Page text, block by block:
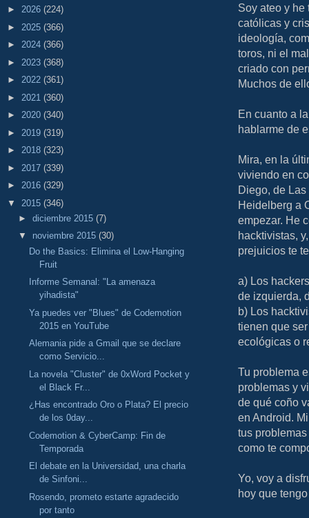
► 2026 (224)
► 2025 (366)
► 2024 (366)
► 2023 (368)
► 2022 (361)
► 2021 (360)
► 2020 (340)
► 2019 (319)
► 2018 (323)
► 2017 (339)
► 2016 (329)
▼ 2015 (346)
► diciembre 2015 (7)
▼ noviembre 2015 (30)
Do the Basics: Elimina el Low-Hanging
Fruit
Informe Semanal: "La amenaza
yihadista"
Ya puedes ver "Blues" de Codemotion
2015 en YouTube
Alemania pide a Gmail que se declare
como Servicio...
La novela "Cluster" de 0xWord Pocket y
el Black Fr...
¿Has encontrado Oro o Plata? El precio
de los 0day...
Codemotion & CyberCamp: Fin de
Temporada
El debate en la Universidad, una charla
de Sinfoni...
Rosendo, prometo estarte agradecido
por tanto
Soy ateo y
católicas y
ideología,
toros, ni el
criado con
Muchos de
En cuanto a
hablarme de
Mira, en la
viviendo en
Diego, de
Heidelberg a
empezar. He
hacktivistas,
prejuicios te
a) Los
de izquierda,
b) Los
tienen que
ecológicas o
Tu problema
problemas y
de qué coño
en Android.
tus
como te
Yo, voy a
hoy que